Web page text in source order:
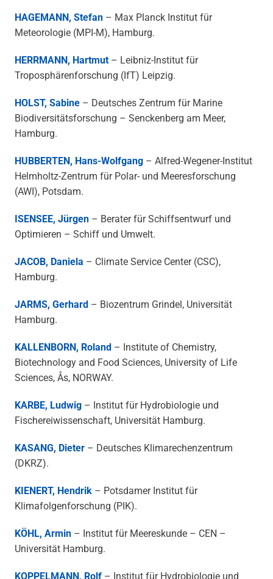
HAGEMANN, Stefan – Max Planck Institut für
Meteorologie (MPI-M), Hamburg.
HERRMANN, Hartmut – Leibniz-Institut für
Troposphärenforschung (IfT) Leipzig.
HOLST, Sabine – Deutsches Zentrum für Marine
Biodiversitätsforschung – Senckenberg am Meer,
Hamburg.
HUBBERTEN, Hans-Wolfgang – Alfred-Wegener-Institut
Helmholtz-Zentrum für Polar- und Meeresforschung
(AWI), Potsdam.
ISENSEE, Jürgen – Berater für Schiffsentwurf und
Optimieren – Schiff und Umwelt.
JACOB, Daniela – Climate Service Center (CSC),
Hamburg.
JARMS, Gerhard – Biozentrum Grindel, Universität
Hamburg.
KALLENBORN, Roland – Institute of Chemistry,
Biotechnology and Food Sciences, University of Life
Sciences, Ås, NORWAY.
KARBE, Ludwig – Institut für Hydrobiologie und
Fischereiwissenschaft, Universität Hamburg.
KASANG, Dieter – Deutsches Klimarechenzentrum
(DKRZ).
KIENERT, Hendrik – Potsdamer Institut für
Klimafolgenforschung (PIK).
KÖHL, Armin – Institut für Meereskunde – CEN –
Universität Hamburg.
KOPPELMANN, Rolf – Institut für Hydrobiologie und